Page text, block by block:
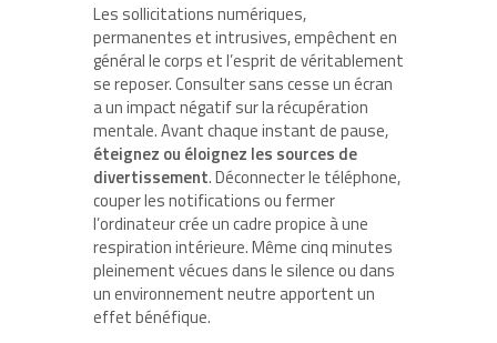
Les sollicitations numériques,
permanentes et intrusives, empêchent en
général le corps et l’esprit de véritablement
se reposer. Consulter sans cesse un écran
a un impact négatif sur la récupération
mentale. Avant chaque instant de pause,
éteignez ou éloignez les sources de
divertissement. Déconnecter le téléphone,
couper les notifications ou fermer
l’ordinateur crée un cadre propice à une
respiration intérieure. Même cinq minutes
pleinement vécues dans le silence ou dans
un environnement neutre apportent un
effet bénéfique.